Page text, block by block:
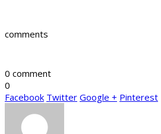
comments
0 comment
0
Facebook Twitter Google + Pinterest